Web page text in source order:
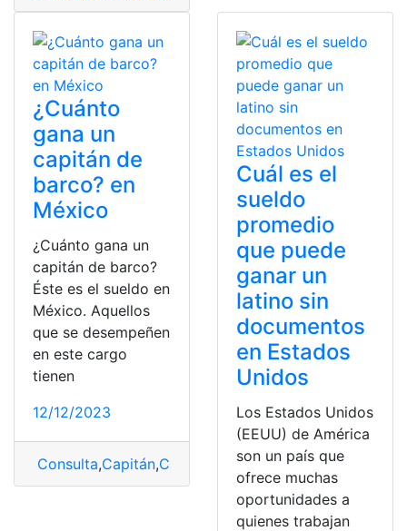
¿Cuánto
gana un
capitán de
barco? en
México
¿Cuánto gana un
capitán de barco?
Éste es el sueldo en
México. Aquellos
que se desempeñen
en este cargo
tienen
12/12/2023
Consulta,Capitán,Capitán de barco, sueldo
Cuál es el
sueldo
promedio
que puede
ganar un
latino sin
documentos
en Estados
Unidos
Los Estados Unidos
(EEUU) de América
son un país que
ofrece muchas
oportunidades a
quienes trabajan